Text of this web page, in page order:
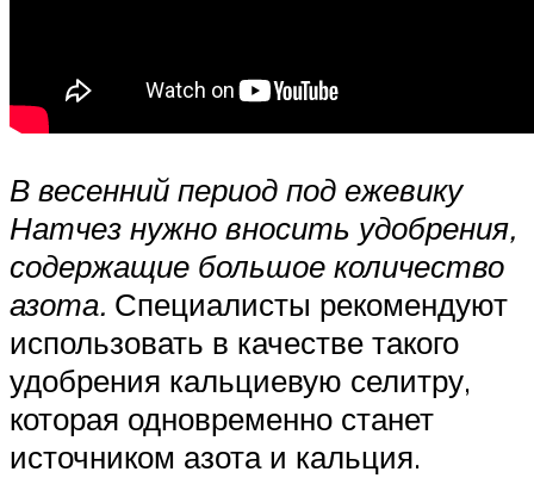
В весенний период под ежевику
Натчез нужно вносить удобрения,
содержащие большое количество
азота. Специалисты рекомендуют
использовать в качестве такого
удобрения кальциевую селитру,
которая одновременно станет
источником азота и кальция.